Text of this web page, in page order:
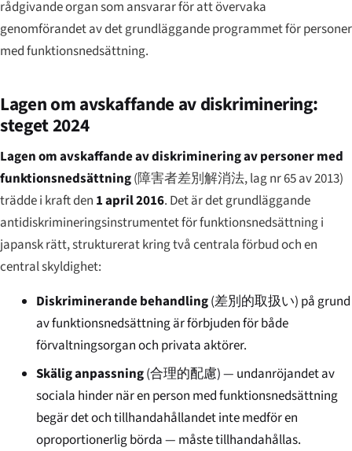
rådgivande organ som ansvarar för att övervaka
genomförandet av det grundläggande programmet för personer
med funktionsnedsättning.
Lagen om avskaffande av diskriminering:
steget 2024
Lagen om avskaffande av diskriminering av personer med
funktionsnedsättning(障害者差別解消法, lag nr 65 av 2013)
trädde i kraft den 1 april 2016. Det är det grundläggande
antidiskrimineringsinstrumentet för funktionsnedsättning i
japansk rätt, strukturerat kring två centrala förbud och en
central skyldighet:
Diskriminerande behandling(差別的取扱い) på grund
av funktionsnedsättning är förbjuden för både
förvaltningsorgan och privata aktörer.
Skälig anpassning(合理的配慮) — undanröjandet av
sociala hinder när en person med funktionsnedsättning
begär det och tillhandahållandet inte medför en
oproportionerlig börda — måste tillhandahållas.